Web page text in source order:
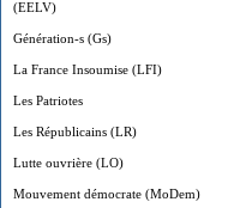
(EELV)
Génération-s (Gs)
La France Insoumise (LFI)
Les Patriotes
Les Républicains (LR)
Lutte ouvrière (LO)
Mouvement démocrate (MoDem)